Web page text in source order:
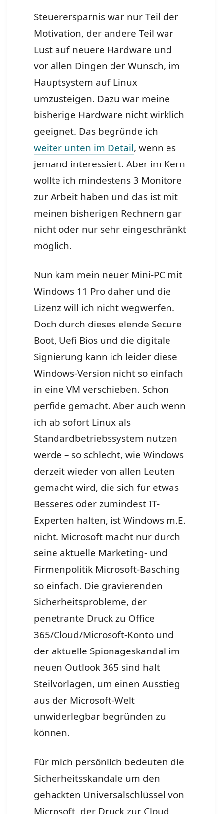
Steuerersparnis war nur Teil der
Motivation, der andere Teil war
Lust auf neuere Hardware und
vor allen Dingen der Wunsch, im
Hauptsystem auf Linux
umzusteigen. Dazu war meine
bisherige Hardware nicht wirklich
geeignet. Das begründe ich
weiter unten im Detail, wenn es
jemand interessiert. Aber im Kern
wollte ich mindestens 3 Monitore
zur Arbeit haben und das ist mit
meinen bisherigen Rechnern gar
nicht oder nur sehr eingeschränkt
möglich.
Nun kam mein neuer Mini-PC mit
Windows 11 Pro daher und die
Lizenz will ich nicht wegwerfen.
Doch durch dieses elende Secure
Boot, Uefi Bios und die digitale
Signierung kann ich leider diese
Windows-Version nicht so einfach
in eine VM verschieben. Schon
perfide gemacht. Aber auch wenn
ich ab sofort Linux als
Standardbetriebssystem nutzen
werde – so schlecht, wie Windows
derzeit wieder von allen Leuten
gemacht wird, die sich für etwas
Besseres oder zumindest IT-
Experten halten, ist Windows m.E.
nicht. Microsoft macht nur durch
seine aktuelle Marketing- und
Firmenpolitik Microsoft-Basching
so einfach. Die gravierenden
Sicherheitsprobleme, der
penetrante Druck zu Office
365/Cloud/Microsoft-Konto und
der aktuelle Spionageskandal im
neuen Outlook 365 sind halt
Steilvorlagen, um einen Ausstieg
aus der Microsoft-Welt
unwiderlegbar begründen zu
können.
Für mich persönlich bedeuten die
Sicherheitsskandale um den
gehackten Universalschlüssel von
Microsoft, der Druck zur Cloud